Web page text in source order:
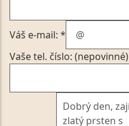
Váš e-mail: *
Vaše tel. číslo: (nepovinné)